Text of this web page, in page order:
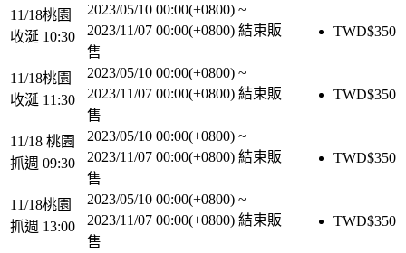
11/18桃園
收涎 10:30
2023/05/10 00:00(+0800) ~
2023/11/07 00:00(+0800) 結束販
售
TWD$350
11/18桃園
收涎 11:30
2023/05/10 00:00(+0800) ~
2023/11/07 00:00(+0800) 結束販
售
TWD$350
11/18 桃園
抓週 09:30
2023/05/10 00:00(+0800) ~
2023/11/07 00:00(+0800) 結束販
售
TWD$350
11/18桃園
抓週 13:00
2023/05/10 00:00(+0800) ~
2023/11/07 00:00(+0800) 結束販
售
TWD$350